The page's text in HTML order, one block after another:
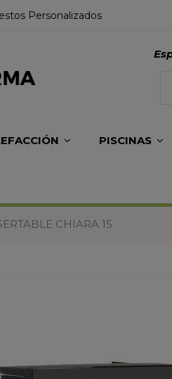
Personalizados
PISCINAS
CHIARA 15